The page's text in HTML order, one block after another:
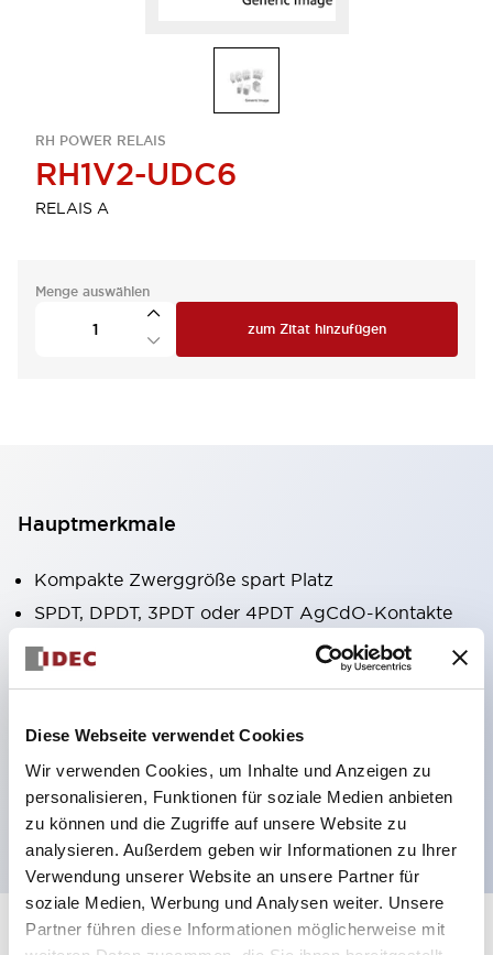
Diese Webseite verwendet Cookies
Wir verwenden Cookies, um Inhalte und Anzeigen zu
personalisieren, Funktionen für soziale Medien anbieten
zu können und die Zugriffe auf unsere Website zu
analysieren. Außerdem geben wir Informationen zu Ihrer
Verwendung unserer Website an unsere Partner für
soziale Medien, Werbung und Analysen weiter. Unsere
Partner führen diese Informationen möglicherweise mit
RH POWER RELAIS
RH1V2-UDC6
RELAIS A
Menge auswählen
zum Zitat hinzufügen
Hauptmerkmale
Kompakte Zwerggröße spart Platz
SPDT, DPDT, 3PDT oder 4PDT AgCdO-Kontakte
Hohe Schaltleistung (10A)
Optionen umfassen Kontrollleuchte und Prüftaste
Montageoptionen umfassen Top-Montage, DIN-
Fassung oder Frontplattenfassung
Spezifikationen Alle erweitern